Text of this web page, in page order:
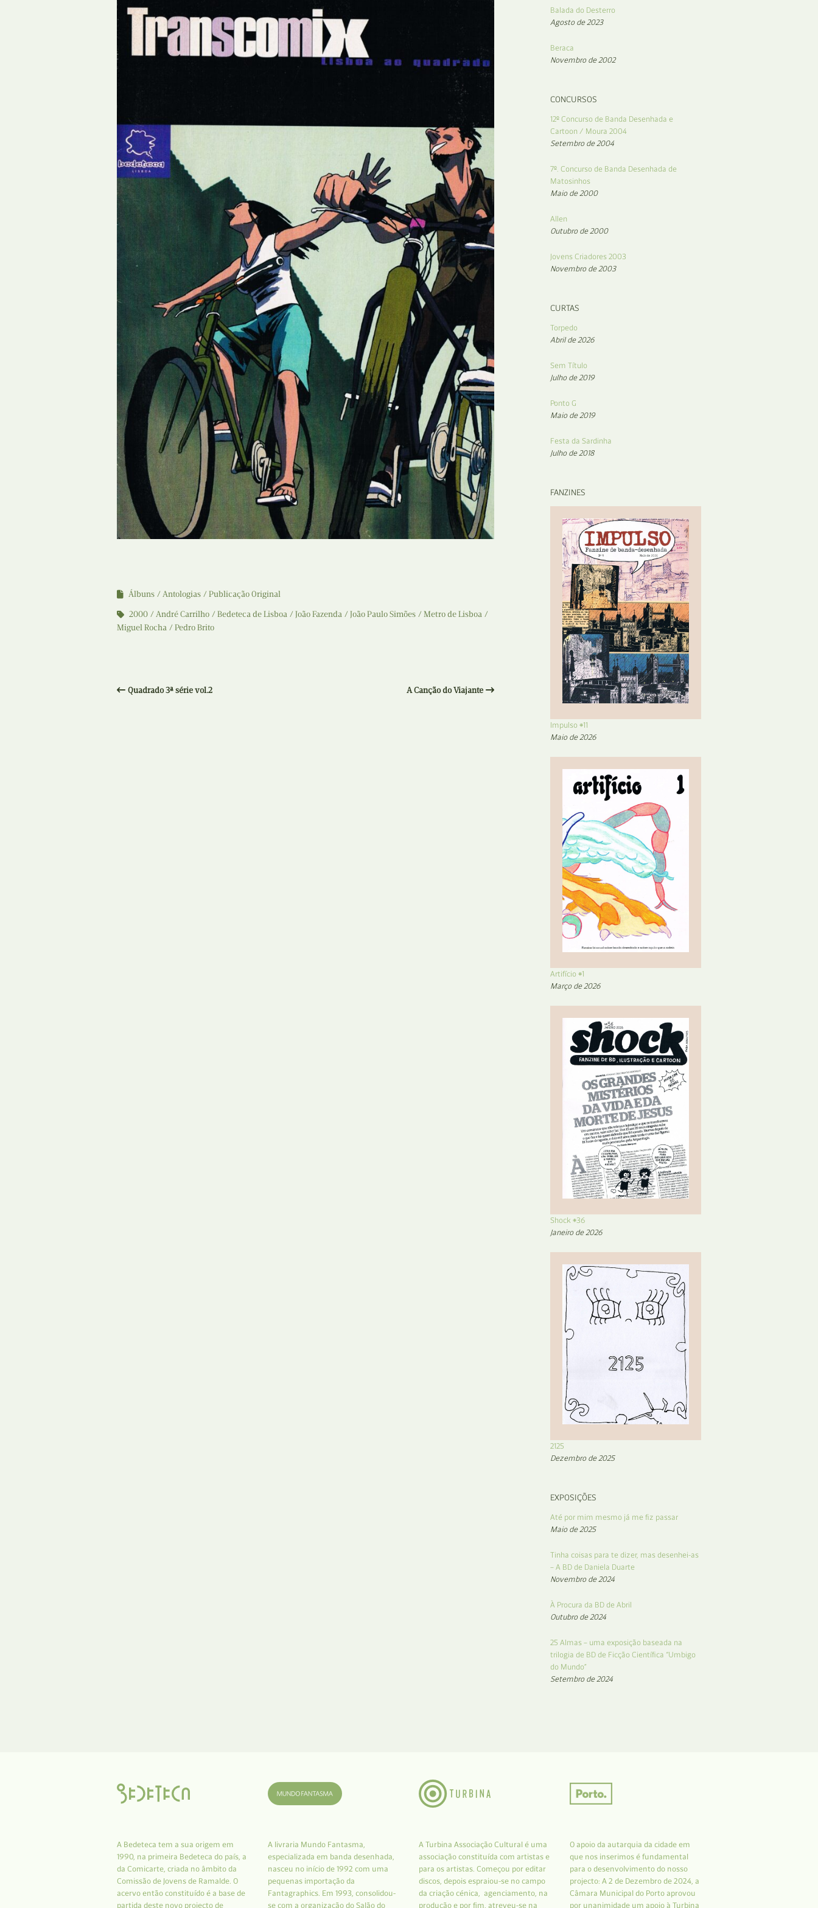
Colóquios
Edição Portuguesa
Exposições e Eventos
Fanzines
Festivais e Salões
Formação
Internacional
Estudos
Óbitos
Para BD
Publicação Original
Prémios
Programas e Catálogos
Publicações em periódicos
Rubricas
Álbuns Antologias
Publicação Original
2000
André Carrilho Bedeteca de Lisboa João Fazenda João Paulo Simões
Metro de Lisboa
Miguel Rocha
Pedro Brito
Quadrado 3ª série vol.2 A Canção do Viajante
Balada do Desterro
Agosto de 2023
Beraca
Novembro de 2002
CONCURSOS
12º Concurso de Banda Desenhada e
Cartoon / Moura 2004
Setembro de 2004
7º. Concurso de Banda Desenhada de
Matosinhos
Maio de 2000
Allen
Outubro de 2000
Jovens Criadores 2003
Novembro de 2003
CURTAS
Torpedo
Abril de 2026
Sem Título
Julho de 2019
Ponto G
Maio de 2019
Festa da Sardinha
Julho de 2018
FANZINES
Impulso #11
Maio de 2026
Artifício #1
Março de 2026
Shock #36
Janeiro de 2026
2125
Dezembro de 2025
EXPOSIÇÕES
Até por mim mesmo já me fiz passar
Maio de 2025
Tinha coisas para te dizer, mas desenhei-as
– A BD de Daniela Duarte
Novembro de 2024
À Procura da BD de Abril
Outubro de 2024
25 Almas – uma exposição baseada na
trilogia de BD de Ficção Científica “Umbigo
do Mundo”
Setembro de 2024
A Bedeteca tem a sua origem em
1990, na primeira Bedeteca do país, a
da Comicarte, criada no âmbito da
Comissão de Jovens de Ramalde. O
acervo então constituído é a base de
partida deste novo projecto de
A livraria Mundo Fantasma,
especializada em banda desenhada,
nasceu no início de 1992 com uma
pequenas importação da
Fantagraphics. Em 1993, consolidou-
se com a organização do Salão do
A Turbina Associação Cultural é uma
associação constituída com artistas e
para os artistas. Começou por editar
discos, depois espraiou-se no campo
da criação cénica, agenciamento, na
produção e por fim, atreveu-se na
O apoio da autarquia da cidade em
que nos inserimos é fundamental
para o desenvolvimento do nosso
projecto: A 2 de Dezembro de 2024, a
Câmara Municipal do Porto aprovou
por unanimidade um apoio à Turbina